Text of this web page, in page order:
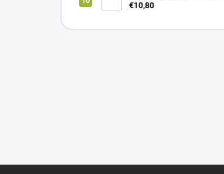
TRADÍCIA 20kg (1paleta/
€10,80